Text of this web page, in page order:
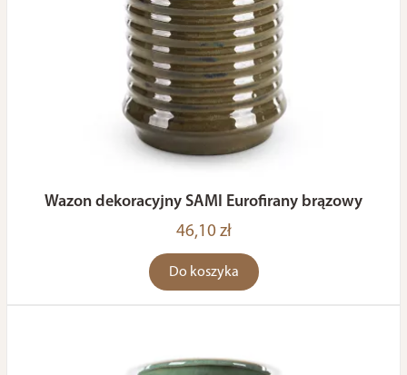
Wazon dekoracyjny SAMI Eurofirany brązowy
46,10 zł
Do koszyka